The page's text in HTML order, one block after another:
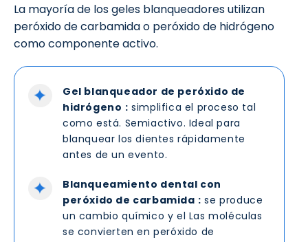
La mayoría de los geles blanqueadores utilizan
peróxido de carbamida o peróxido de hidrógeno
como componente activo.
Gel blanqueador de peróxido de
hidrógeno : simplifica el proceso tal
como está. Semiactivo. Ideal para
blanquear los dientes rápidamente
antes de un evento.
Blanqueamiento dental con
peróxido de carbamida : se produce
un cambio químico y el Las moléculas
se convierten en peróxido de